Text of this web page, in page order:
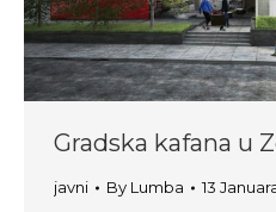
Gradska kafana u
javni By Lumba 13